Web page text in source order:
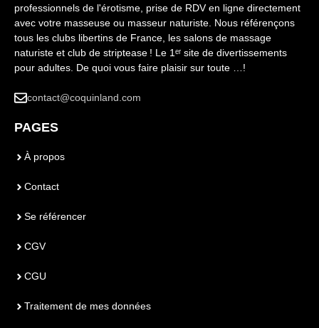
professionnels de l'érotisme, prise de RDV en ligne directement
avec votre masseuse ou masseur naturiste. Nous référençons
tous les clubs libertins de France, les salons de massage
naturiste et club de striptease ! Le 1ᵉʳ site de divertissements
pour adultes. De quoi vous faire plaisir sur toute …!
contact@coquinland.com
PAGES
À propos
Contact
Se référencer
CGV
CGU
Traitement de mes données